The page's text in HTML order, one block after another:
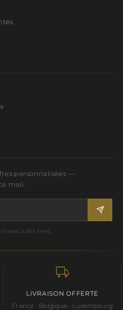
personnalisées —
mail.
à des tiers.
LIVRAISON OFFERTE
France · Belgique · Luxembourg